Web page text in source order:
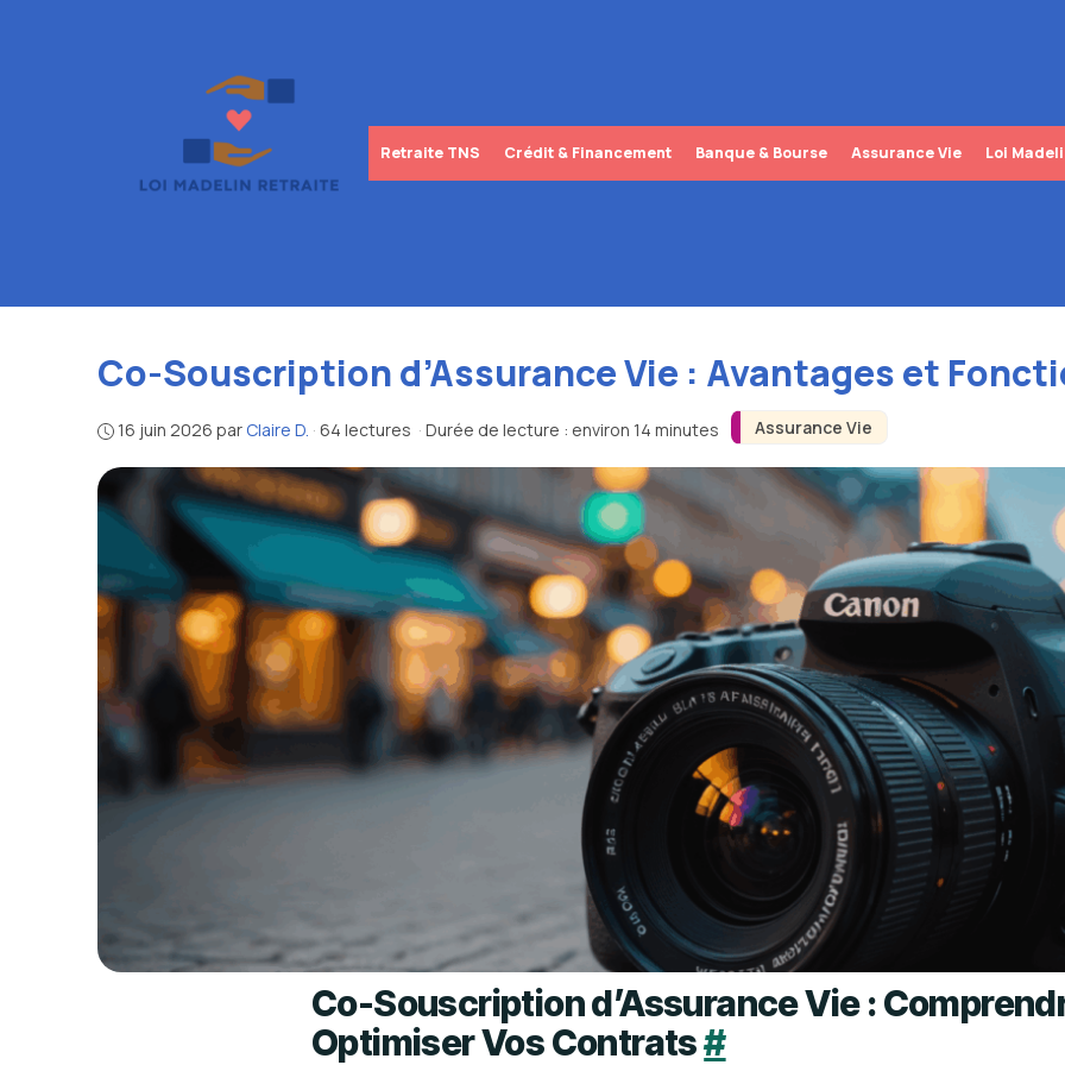
Retraite TNS Crédit & Financement Banque & Bourse Assurance Vie Loi
Assurance Vie
Co-Souscription d’Assurance Vie : Avantages et
16 juin 2026 par Claire D. · 64 lectures · Durée de lecture : environ 14 minutes
Co-Souscription d’Assurance Vie :
Optimiser Vos Contrats#